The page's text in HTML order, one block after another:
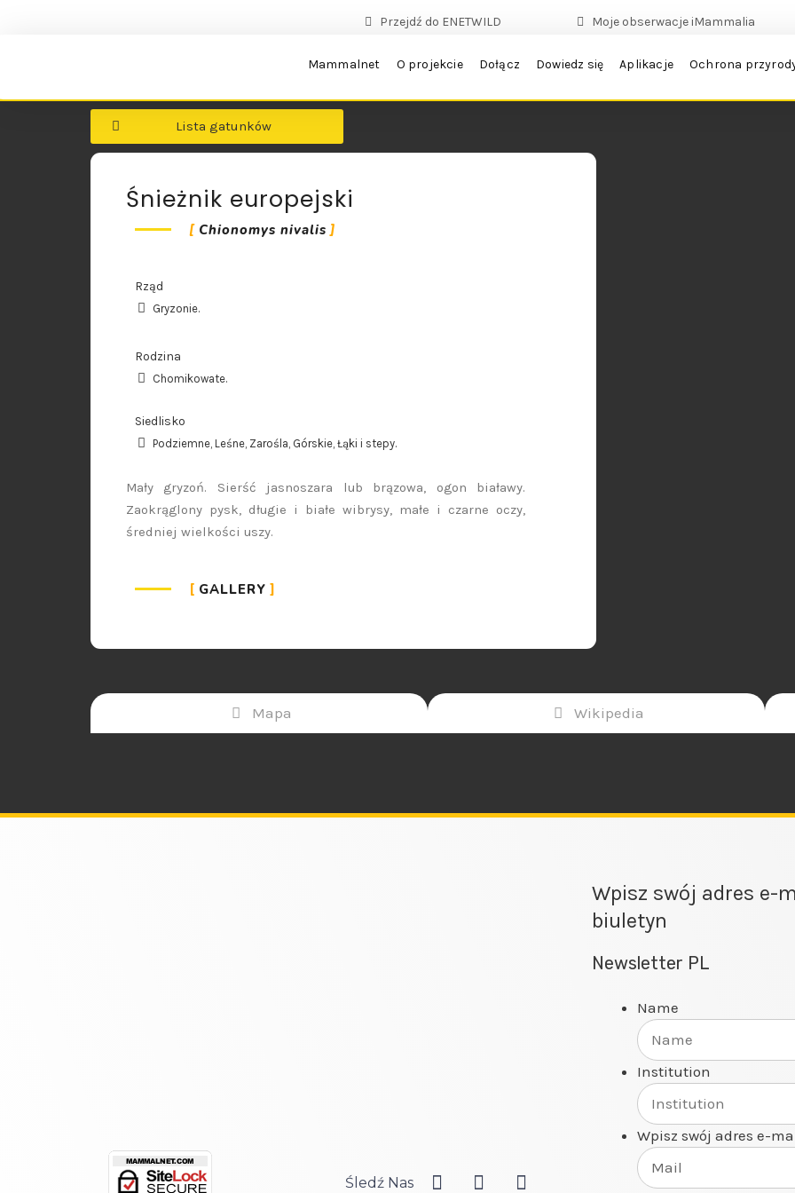
Przejdź do ENETWILD Moje obserwacje iMammalia
Mammalnet O projekcie Dołącz Dowiedz się Aplikacje Ochrona
Lista gatunków
Śnieżnik europejski
Chionomys nivalis
Rząd
Gryzonie.
Rodzina
Chomikowate.
Siedlisko
Podziemne, Leśne, Zarośla, Górskie, Łąki i stepy.
Mały gryzoń. Sierść jasnoszara lub brązowa, ogon białawy.
Zaokrąglony pysk, długie i białe wibrysy, małe i czarne oczy,
średniej wielkości uszy.
GALLERY
Mapa Wikipedia
Śledź Nas
Wpisz swój adres e-
biuletyn
Newsletter PL
Name
Institution
Wpisz swój adres e-